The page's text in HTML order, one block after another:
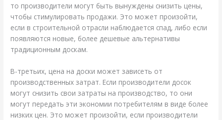
то производители могут быть вынуждены снизить цены,
чтобы стимулировать продажи. Это может произойти,
если в строительной отрасли наблюдается спад, либо если
появляются новые, более дешевые альтернативы
традиционным доскам.
В-третьих, цена на доски может зависеть от
производственных затрат. Если производители досок
могут снизить свои затраты на производство, то они
могут передать эти экономии потребителям в виде более
низких цен. Это может произойти, если производители